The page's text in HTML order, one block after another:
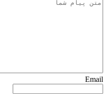
Email